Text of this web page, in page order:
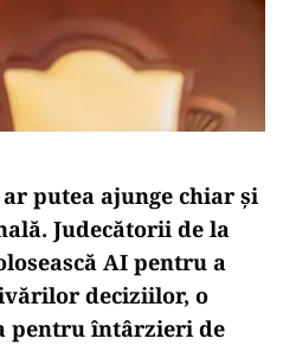
putea ajunge chiar și
Judecătorii de la
AI pentru a
deciziilor, o
pentru întârzieri de